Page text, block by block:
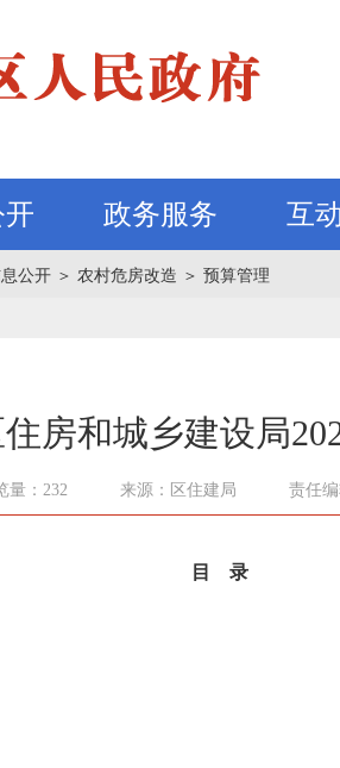
政务服务 互
公开 ＞ 农村危房改造 ＞ 预算管理
住房和城乡建设局
量：232 来源：区住建局 责任
目 录